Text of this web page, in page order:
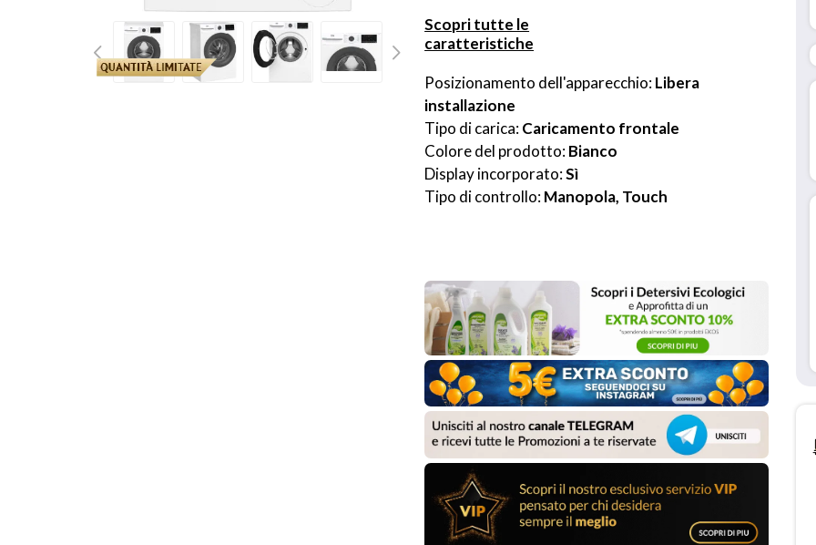
Scopri tutte le
caratteristiche
Posizionamento dell'apparecchio: Libera
installazione
Tipo di carica: Caricamento frontale
Colore del prodotto: Bianco
Display incorporato: Sì
Tipo di controllo: Manopola, Touch